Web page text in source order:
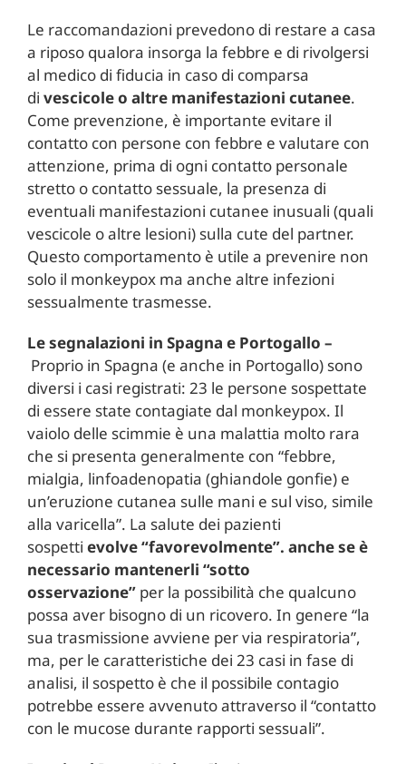
Le raccomandazioni prevedono di restare a casa
a riposo qualora insorga la febbre e di rivolgersi
al medico di fiducia in caso di comparsa
di vescicole o altre manifestazioni cutanee.
Come prevenzione, è importante evitare il
contatto con persone con febbre e valutare con
attenzione, prima di ogni contatto personale
stretto o contatto sessuale, la presenza di
eventuali manifestazioni cutanee inusuali (quali
vescicole o altre lesioni) sulla cute del partner.
Questo comportamento è utile a prevenire non
solo il monkeypox ma anche altre infezioni
sessualmente trasmesse.
Le segnalazioni in Spagna e Portogallo –
Proprio in Spagna (e anche in Portogallo) sono
diversi i casi registrati: 23 le persone sospettate
di essere state contagiate dal monkeypox. Il
vaiolo delle scimmie è una malattia molto rara
che si presenta generalmente con “febbre,
mialgia, linfoadenopatia (ghiandole gonfie) e
un’eruzione cutanea sulle mani e sul viso, simile
alla varicella”. La salute dei pazienti
sospetti evolve “favorevolmente”. anche se è
necessario mantenerli “sotto
osservazione”per la possibilità che qualcuno
possa aver bisogno di un ricovero. In genere “la
sua trasmissione avviene per via respiratoria”,
ma, per le caratteristiche dei 23 casi in fase di
analisi, il sospetto è che il possibile contagio
potrebbe essere avvenuto attraverso il “contatto
con le mucose durante rapporti sessuali”.